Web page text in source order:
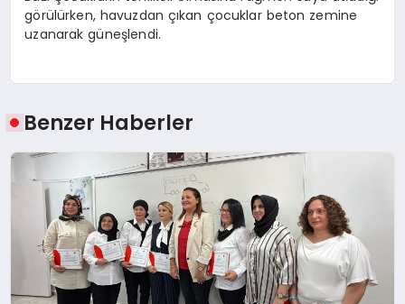
TEKNOLOJI
görülürken, havuzdan çıkan çocuklar beton zemine
uzanarak güneşlendi.
Benzer Haberler